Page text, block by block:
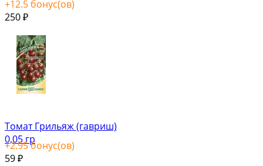
+12.5 бонус(ов)
250 ₽
Томат Грильяж (гавриш)
0,05 гр
+2.95бонус(ов)
59 ₽